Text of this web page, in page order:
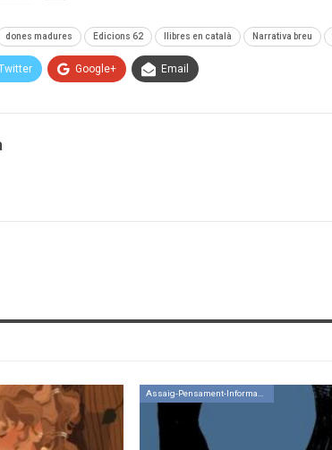
dones madures Edicions 62 llibres en català Narrativa breu
Google+ Email